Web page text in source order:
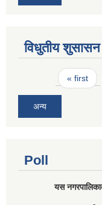
विधुतीय
Pages« first
अन्य
Poll
यस